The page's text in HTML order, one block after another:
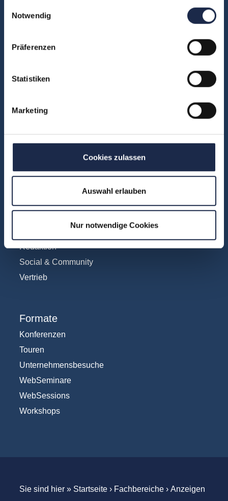
Notwendig
Präferenzen
Statistiken
Marketing
Cookies zulassen
Auswahl erlauben
Nur notwendige Cookies
Über uns
Unsere Experten
Kontakt
Fachübergreifend
Redaktion
Social & Community
Vertrieb
Formate
Konferenzen
Touren
Unternehmensbesuche
WebSeminare
WebSessions
Workshops
Sie sind hier » Startseite› Fachbereiche› Anzeigen